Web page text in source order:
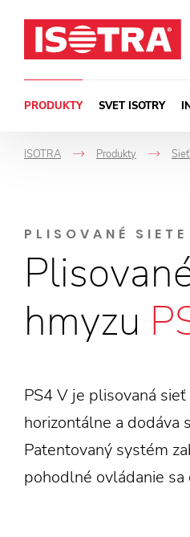
PRODUKTY SVET ISOTRY
ISOTRA
->
Produkty
->
PLISOVANÉ
hmyzu
PS4 V je plisovaná
horizontálne a dodáva
Patentovaný systém
pohodlné ovládanie sa